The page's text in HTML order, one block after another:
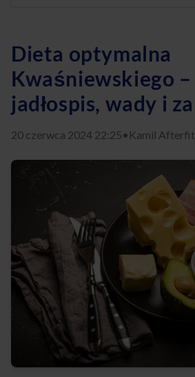
Dieta optymalna
Kwaśniewskiego –
jadłospis, wady i
20 czerwca 2024 22:25• Kamil Afterfit